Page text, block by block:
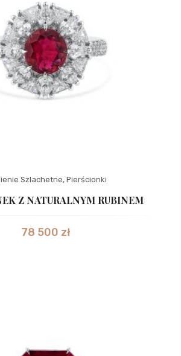
Szlachetne, Pierścionki
Z NATURALNYM RUBINEM
78 500 zł